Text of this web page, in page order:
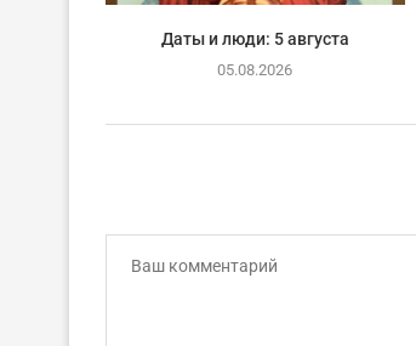
Даты и люди: 5 августа
05.08.2026